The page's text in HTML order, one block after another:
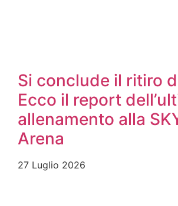
Si conclude il ritiro
Ecco il report
allenamento alla
Arena
27 Luglio 2026